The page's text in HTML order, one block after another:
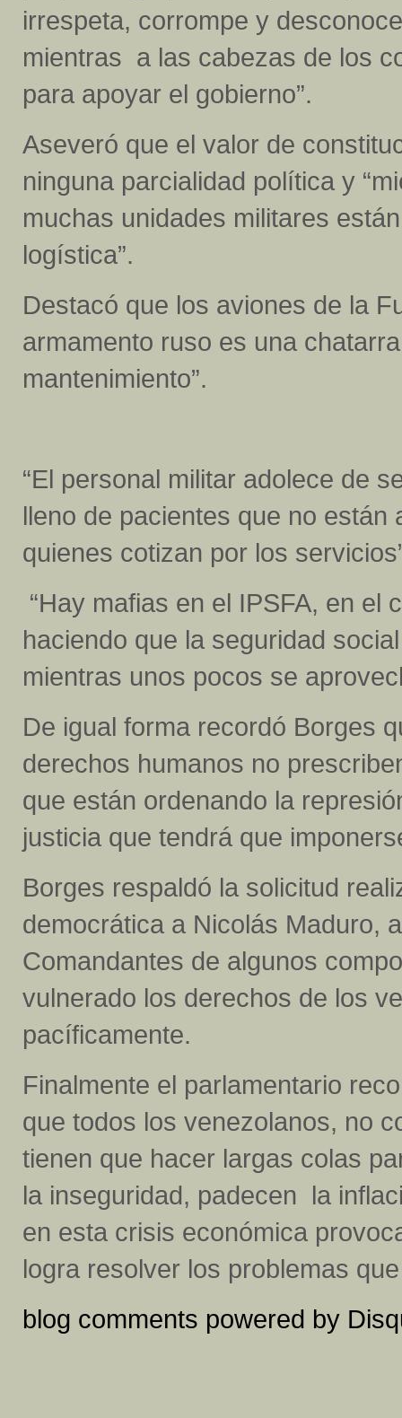
irrespeta, corrompe y
mientras a las cabezas de los
para apoyar el gobierno”.
Aseveró que el valor de
ninguna parcialidad política y
muchas unidades militares
logística”.
Destacó que los aviones de la
armamento ruso es una
mantenimiento”.
“El personal militar adolece de
lleno de pacientes que no
quienes cotizan por los
“Hay mafias en el IPSFA, en el
haciendo que la seguridad
mientras unos pocos se
De igual forma recordó Borges
derechos humanos no
que están ordenando la
justicia que tendrá que
Borges respaldó la solicitud
democrática a Nicolás Maduro,
Comandantes de algunos
vulnerado los derechos de los
pacíficamente.
Finalmente el parlamentario
que todos los venezolanos, no
tienen que hacer largas colas
la inseguridad, padecen la
en esta crisis económica
logra resolver los problemas
blog comments powered by